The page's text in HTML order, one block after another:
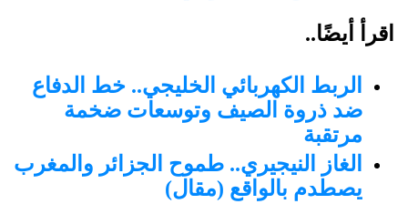
اقرأ أيضًا..
الربط الكهربائي الخليجي.. خط الدفاع
ضد ذروة الصيف وتوسعات ضخمة
مرتقبة
الغاز النيجيري.. طموح الجزائر والمغرب
يصطدم بالواقع (مقال)